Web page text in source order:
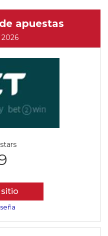
apuestas